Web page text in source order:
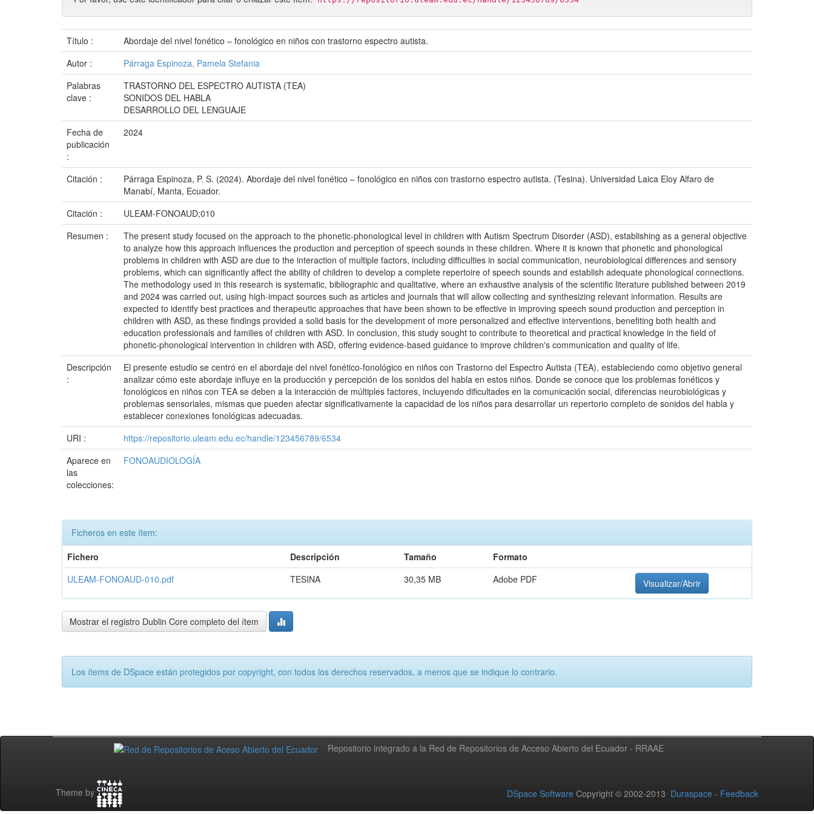
Título :
Abordaje del nivel fonético – fonológico en niños con trastorno espectro autista.
Autor :
Párraga Espinoza, Pamela Stefania
Palabras
clave :
TRASTORNO DEL ESPECTRO AUTISTA (TEA)
SONIDOS DEL HABLA
DESARROLLO DEL LENGUAJE
Fecha de
publicación
:
2024
Citación :
Párraga Espinoza, P. S. (2024). Abordaje del nivel fonético – fonológico en niños con trastorno espectro autista. (Tesina). Universidad Laica Eloy Alfaro de
Manabí, Manta, Ecuador.
Citación :
ULEAM-FONOAUD;010
Resumen :
The present study focused on the approach to the phonetic-phonological level in children with Autism Spectrum Disorder (ASD), establishing as a general objective
to analyze how this approach influences the production and perception of speech sounds in these children. Where it is known that phonetic and phonological
problems in children with ASD are due to the interaction of multiple factors, including difficulties in social communication, neurobiological differences and sensory
problems, which can significantly affect the ability of children to develop a complete repertoire of speech sounds and establish adequate phonological connections.
The methodology used in this research is systematic, bibliographic and qualitative, where an exhaustive analysis of the scientific literature published between 2019
and 2024 was carried out, using high-impact sources such as articles and journals that will allow collecting and synthesizing relevant information. Results are
expected to identify best practices and therapeutic approaches that have been shown to be effective in improving speech sound production and perception in
children with ASD, as these findings provided a solid basis for the development of more personalized and effective interventions, benefiting both health and
education professionals and families of children with ASD. In conclusion, this study sought to contribute to theoretical and practical knowledge in the field of
phonetic-phonological intervention in children with ASD, offering evidence-based guidance to improve children's communication and quality of life.
Descripción
:
El presente estudio se centró en el abordaje del nivel fonético-fonológico en niños con Trastorno del Espectro Autista (TEA), estableciendo como objetivo general
analizar cómo este abordaje influye en la producción y percepción de los sonidos del habla en estos niños. Donde se conoce que los problemas fonéticos y
fonológicos en niños con TEA se deben a la interacción de múltiples factores, incluyendo dificultades en la comunicación social, diferencias neurobiológicas y
problemas sensoriales, mismas que pueden afectar significativamente la capacidad de los niños para desarrollar un repertorio completo de sonidos del habla y
establecer conexiones fonológicas adecuadas.
URI :
https://repositorio.uleam.edu.ec/handle/123456789/6534
Aparece en
las
colecciones:
FONOAUDIOLOGÍA
Ficheros en este ítem:
Fichero
Descripción Tamaño
Formato
ULEAM-FONOAUD-010.pdf
TESINA 30,35 MB Adobe PDF Visualizar/Abrir
Mostrar el registro Dublin Core completo del ítem
Los ítems de DSpace están protegidos por copyright, con todos los derechos reservados, a menos que se indique lo contrario.
Repositorio integrado a la Red de Repositorios de Acceso Abierto del Ecuador - RRAAE
Theme by DSpace Software Copyright © 2002-2013 Duraspace - Feedback